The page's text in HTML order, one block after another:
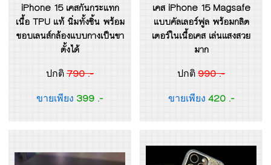
iPhone 15 เคสกันกระแทก
เนื้อ TPU แท้ นิ่มทั้งชิ้น พร้อม
ขอบเลนส์กล้องแบบกางเป็นขา
ตั้งได้
ปกติ 790 .-
ขายเพียง 399 .-
เคส iPhone 15 Magsafe
แบบคัลเลอร์ฟูล พร้อมกลิต
เตอร์ในเนื้อเคส เล่นแสงสวย
มาก
ปกติ 990 .-
ขายเพียง 420 .-